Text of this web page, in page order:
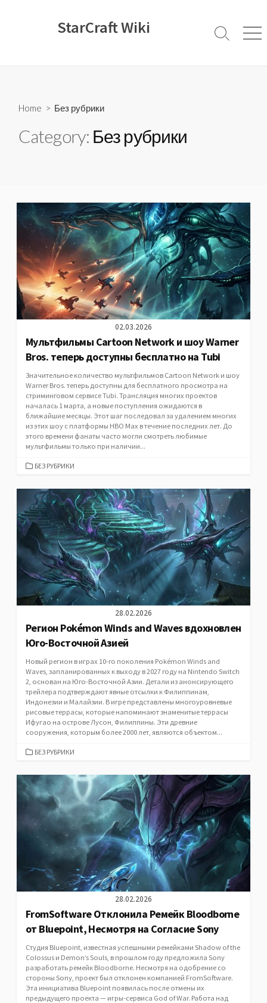
StarCraft Wiki
Search
Home > Без рубрики
Category: Без рубрики
02.03.2026
Мультфильмы Cartoon Network и шоу Warner
Bros. теперь доступны бесплатно на Tubi
Значительное количество мультфильмов Cartoon Network и шоу
Warner Bros. теперь доступны для бесплатного просмотра на
стриминговом сервисе Tubi. Трансляция многих проектов
началась 1 марта, а новые поступления ожидаются в
ближайшие месяцы. Этот шаг последовал за удалением многих
из этих шоу с платформы HBO Max в течение последних лет. До
этого времени фанаты часто могли смотреть любимые
мультфильмы только при наличии...
CATEGORIES
БЕЗ РУБРИКИ
28.02.2026
Регион Pokémon Winds and Waves вдохновлен
Юго-Восточной Азией
Новый регион в играх 10-го поколения Pokémon Winds and
Waves, запланированных к выходу в 2027 году на Nintendo Switch
2, основан на Юго-Восточной Азии. Детали из анонсирующего
трейлера подтверждают явные отсылки к Филиппинам,
Индонезии и Малайзии. В игре представлены многоуровневые
рисовые террасы, которые напоминают знаменитые террасы
Ифугао на острове Лусон, Филиппины. Эти древние
сооружения, которым более 2000 лет, являются объектом...
CATEGORIES
БЕЗ РУБРИКИ
28.02.2026
FromSoftware Отклонила Ремейк Bloodborne
от Bluepoint, Несмотря на Согласие Sony
Студия Bluepoint, известная успешными ремейками Shadow of the
Colossus и Demon’s Souls, в прошлом году предложила Sony
разработать ремейк Bloodborne. Несмотря на одобрение со
стороны Sony, проект был отклонен компанией FromSoftware.
Эта инициатива Bluepoint появилась после отмены их
предыдущего проекта — игры-сервиса God of War. Работа над